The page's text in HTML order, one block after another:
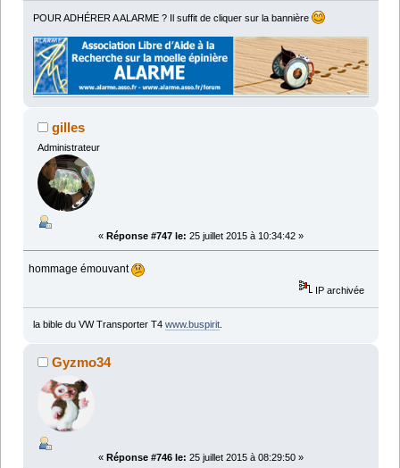
POUR ADHÉRER A ALARME ? Il suffit de cliquer sur la bannière
gilles
Administrateur
« Réponse #747 le: 25 juillet 2015 à 10:34:42 »
hommage émouvant
IP archivée
la bible du VW Transporter T4 www.buspirit.
Gyzmo34
« Réponse #746 le: 25 juillet 2015 à 08:29:50 »